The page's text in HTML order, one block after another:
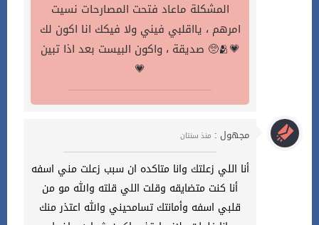
المشكلة ماعاد فتحت المصارحات نسيت
امرهم ، يااقلبي فيني ولا فيكك انا اكون لك
صديقة ، واكون البيست بعد اذا تبين 🥺🫂💗
💗
مجهول : منذ سنتان
أنا اللي زعلتك وانا متاكده ان سبب زعلت مني اسفه
أنا كنت متضايقه وقلت اللي قلته والله مو من
قلبي اسفه وأمانتك تسامحيني والله اعتذر منك